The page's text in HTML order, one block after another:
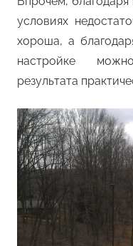
условиях
хороша, а
настройке
результата